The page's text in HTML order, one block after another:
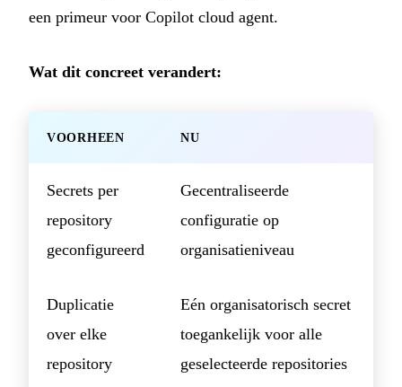
een primeur voor Copilot cloud agent.
Wat dit concreet verandert:
VOORHEEN NU
Secrets per
repository
geconfigureerd
Gecentraliseerde
configuratie op
organisatieniveau
Duplicatie
over elke
repository
Eén organisatorisch secret
toegankelijk voor alle
geselecteerde repositories